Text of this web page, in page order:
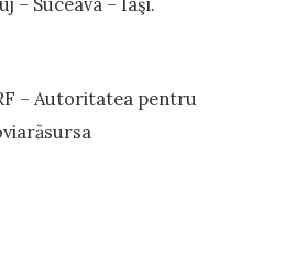
– Autoritatea pentru